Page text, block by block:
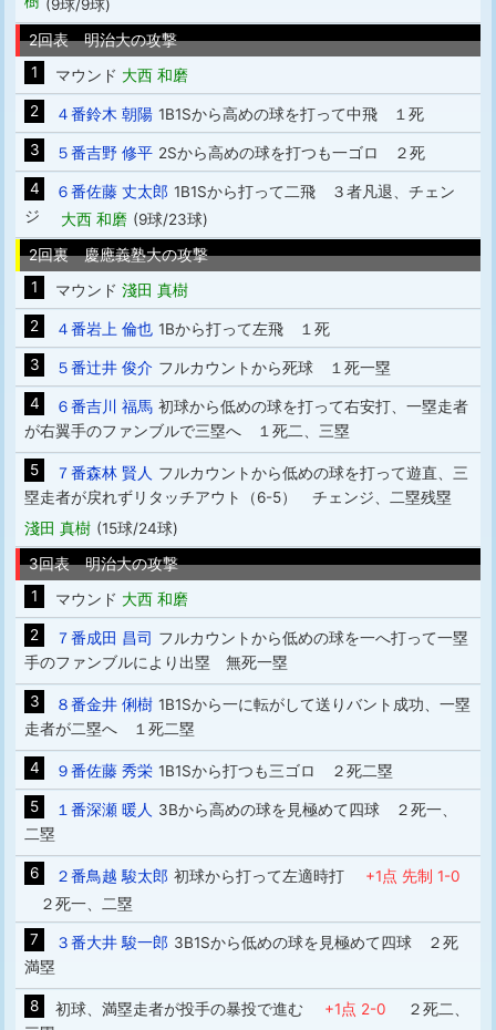
(9球/9球)
2回表 明治大の攻撃
1
マウンド 大西 和磨
2
４番鈴木 朝陽 1B1Sから高めの球を打って中飛 １死
3
５番吉野 修平 2Sから高めの球を打つも一ゴロ ２死
4
６番佐藤 丈太郎 1B1Sから打って二飛 ３者凡退、チェン
ジ 大西 和磨 (9球/23球)
2回裏 慶應義塾大の攻撃
1
マウンド 淺田 真樹
2
４番岩上 倫也 1Bから打って左飛 １死
3
５番辻井 俊介 フルカウントから死球 １死一塁
4
６番吉川 福馬 初球から低めの球を打って右安打、一塁走者
が右翼手のファンブルで三塁へ １死二、三塁
5 ７番森林 賢人 フルカウントから低めの球を打って遊直、三
塁走者が戻れずリタッチアウト（6-5） チェンジ、二塁残塁
淺田 真樹 (15球/24球)
3回表 明治大の攻撃
1
マウンド 大西 和磨
2
７番成田 昌司 フルカウントから低めの球を一へ打って一塁
手のファンブルにより出塁 無死一塁
3 ８番金井 俐樹 1B1Sから一に転がして送りバント成功、一塁
走者が二塁へ １死二塁
4 ９番佐藤 秀栄 1B1Sから打つも三ゴロ ２死二塁
5
１番深瀬 暖人 3Bから高めの球を見極めて四球 ２死一、
二塁
6 ２番鳥越 駿太郎 初球から打って左適時打
+1点 先制 1-0
２死一、二塁
7
３番大井 駿一郎 3B1Sから低めの球を見極めて四球 ２死
満塁
8 初球、満塁走者が投手の暴投で進む +1点 2-0 ２死二、